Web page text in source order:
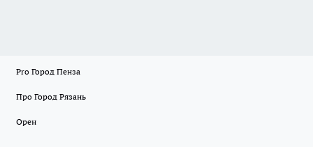
Pro Город Пенза
Про Город Рязань
Орен